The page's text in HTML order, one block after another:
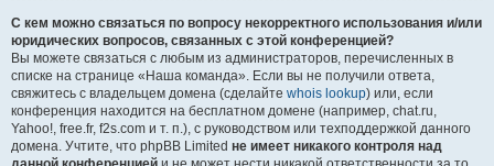
С кем можно связаться по вопросу некорректного использования и/или
юридических вопросов, связанных с этой конференцией?
Вы можете связаться с любым из администраторов, перечисленных в
списке на странице «Наша команда». Если вы не получили ответа,
свяжитесь с владельцем домена (сделайте whois lookup) или, если
конференция находится на бесплатном домене (например, chat.ru,
Yahoo!, free.fr, f2s.com и т. п.), с руководством или техподдержкой данного
домена. Учтите, что phpBB Limited не имеет никакого контроля над